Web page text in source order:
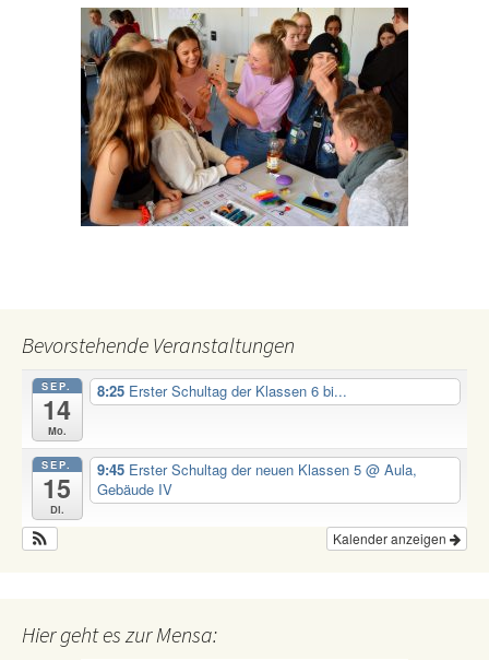
Bevorstehende Veranstaltungen
SEP.
14
Mo.
8:25 Erster Schultag der Klassen 6 bi...
SEP.
15
Di.
9:45 Erster Schultag der neuen Klassen 5 @ Aula,
Gebäude IV
Kalender anzeigen
Hier geht es zur Mensa: